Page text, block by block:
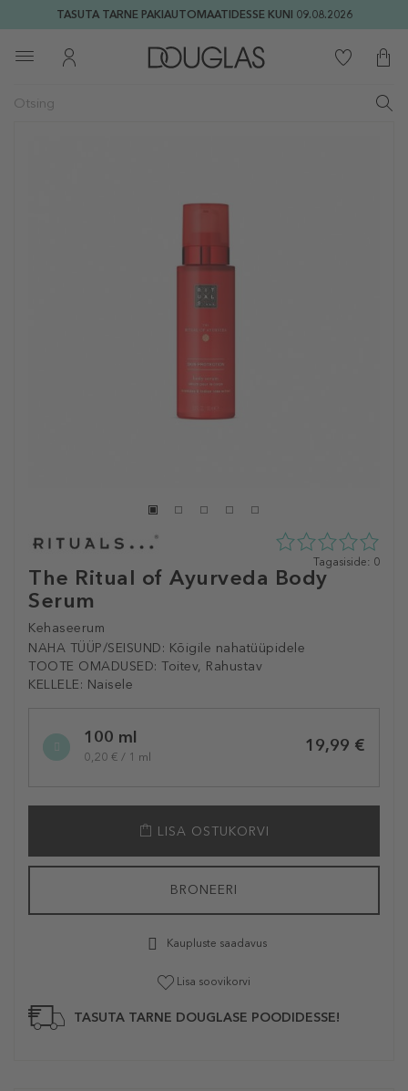
TASUTA TARNE PAKIAUTOMAATIDESSE KUNI 09.08.2026
The Ritual of Ayurveda Body
Serum
Kehaseerum
NAHA TÜÜP/SEISUND: Kõigile nahatüüpidele
TOOTE OMADUSED: Toitev, Rahustav
KELLELE: Naisele
0
tähte
5st
Tagasiside: 0
variation100 ml
0,20 € / 1 ml
19,99 €
LISA OSTUKORVI
BRONEERI
Kaupluste saadavus
Lisa soovikorvi
TASUTA TARNE DOUGLASE POODIDESSE!